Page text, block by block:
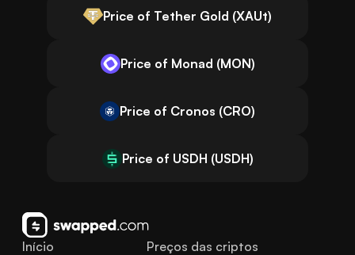
Price of Tether Gold (XAUt)
Price of Monad (MON)
Price of Cronos (CRO)
Price of USDH (USDH)
Início
Preços das criptos